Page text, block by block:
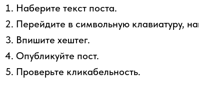
Наберите текст поста.
Перейдите в символьную клавиатуру,
Впишите хештег.
Опубликуйте пост.
Проверьте кликабельность.